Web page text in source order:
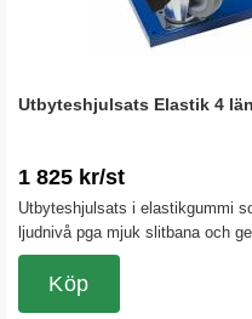
Utbyteshjulsats Elastik 4
1 825 kr/st
Utbyteshjulsats i elastikgummi
ljudnivå pga mjuk slitbana och
Köp